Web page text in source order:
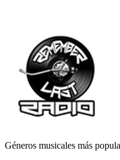
Géneros musicales más